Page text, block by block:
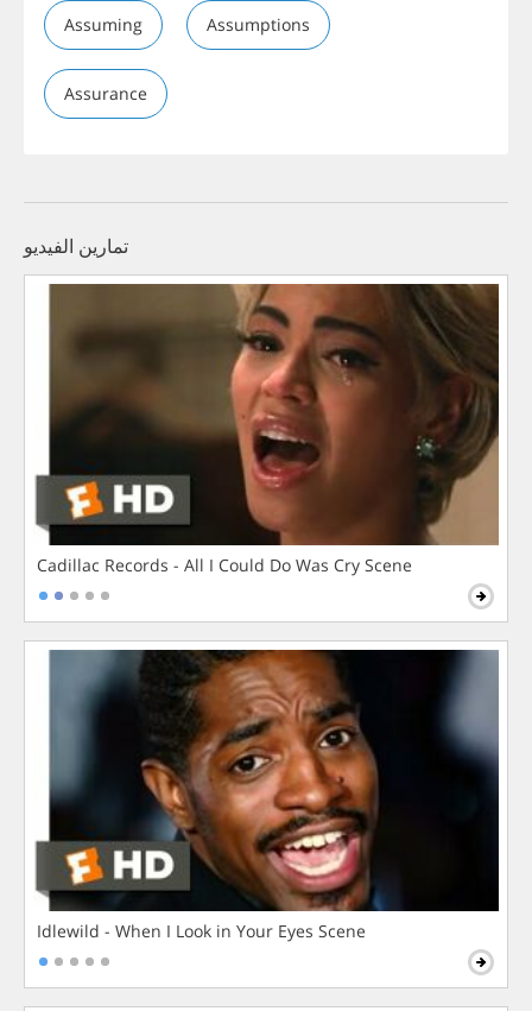
Assuming Assumptions
Assurance
تمارين الفيديو
Cadillac Records - All I Could Do Was Cry Scene
Idlewild - When I Look in Your Eyes Scene